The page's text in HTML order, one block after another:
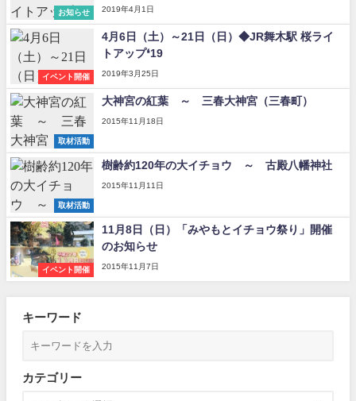
お知らせ 2019年4月1日
イベント開催
4月6日（土）～21日（日）◆JR舞木駅 桜ライ
トアップ❛19
2019年3月25日
取材活動
大神宮の紅葉 ～ 三春大神宮（三春町）
2015年11月18日
取材活動
樹齢約120年の大イチョウ ～ 古殿八幡神社
2015年11月11日
イベント開催
11月8日（日）「みやもとイチョウ祭り」開催
のお知らせ
2015年11月7日
キーワード
カテゴリー